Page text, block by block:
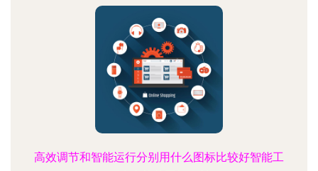
高效调节和智能运行分别用什么图标比较好智能工